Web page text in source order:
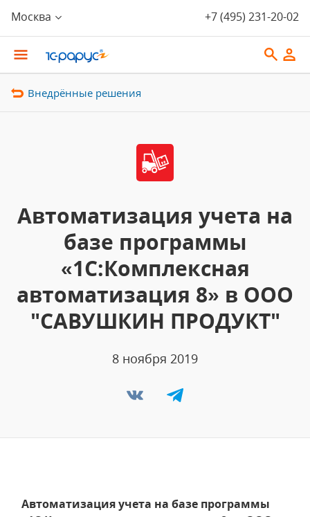
Москва +7 (495) 231-20-02
Внедрённые решения
Автоматизация учета на
базе программы
«1С:Комплексная
автоматизация 8» в ООО
"САВУШКИН ПРОДУКТ"
8 ноября 2019
Автоматизация учета на базе программы